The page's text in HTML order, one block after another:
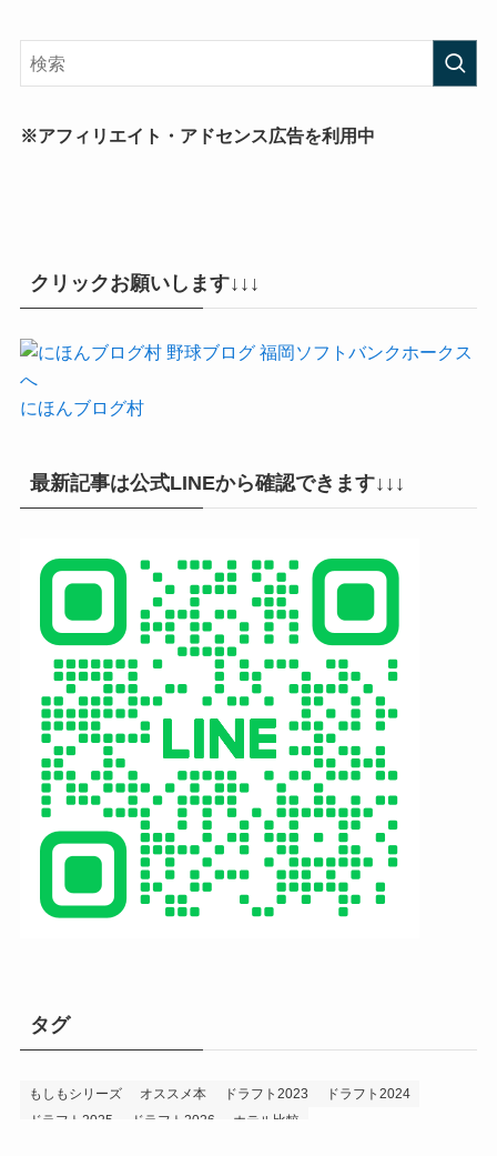
※アフィリエイト・アドセンス広告を利用中
クリックお願いします↓↓↓
にほんブログ村
最新記事は公式LINEから確認できます↓↓↓
タグ
もしもシリーズ オススメ本 ドラフト2023
ドラフト2024
ドラフト2025
ドラフト2026
ホテル比較